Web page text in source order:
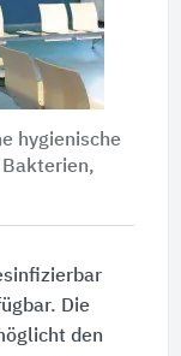
hygienische
Die
den